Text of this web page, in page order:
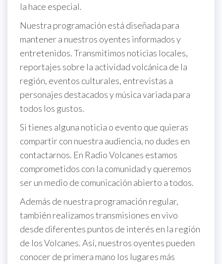
la hace especial.
Nuestra programación está diseñada para
mantener a nuestros oyentes informados y
entretenidos. Transmitimos noticias locales,
reportajes sobre la actividad volcánica de la
región, eventos culturales, entrevistas a
personajes destacados y música variada para
todos los gustos.
Si tienes alguna noticia o evento que quieras
compartir con nuestra audiencia, no dudes en
contactarnos. En Radio Volcanes estamos
comprometidos con la comunidad y queremos
ser un medio de comunicación abierto a todos.
Además de nuestra programación regular,
también realizamos transmisiones en vivo
desde diferentes puntos de interés en la región
de los Volcanes. Así, nuestros oyentes pueden
conocer de primera mano los lugares más